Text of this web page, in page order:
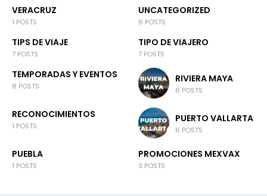
VERACRUZ
1 POSTS
UNCATEGORIZED
6 POSTS
TIPS DE VIAJE
7 POSTS
TIPO DE VIAJERO
7 POSTS
TEMPORADAS Y EVENTOS
8 POSTS
RIVIERA MAYA
6 POSTS
RECONOCIMIENTOS
1 POSTS
PUERTO VALLARTA
6 POSTS
PUEBLA
1 POSTS
PROMOCIONES MEXVAX
3 POSTS